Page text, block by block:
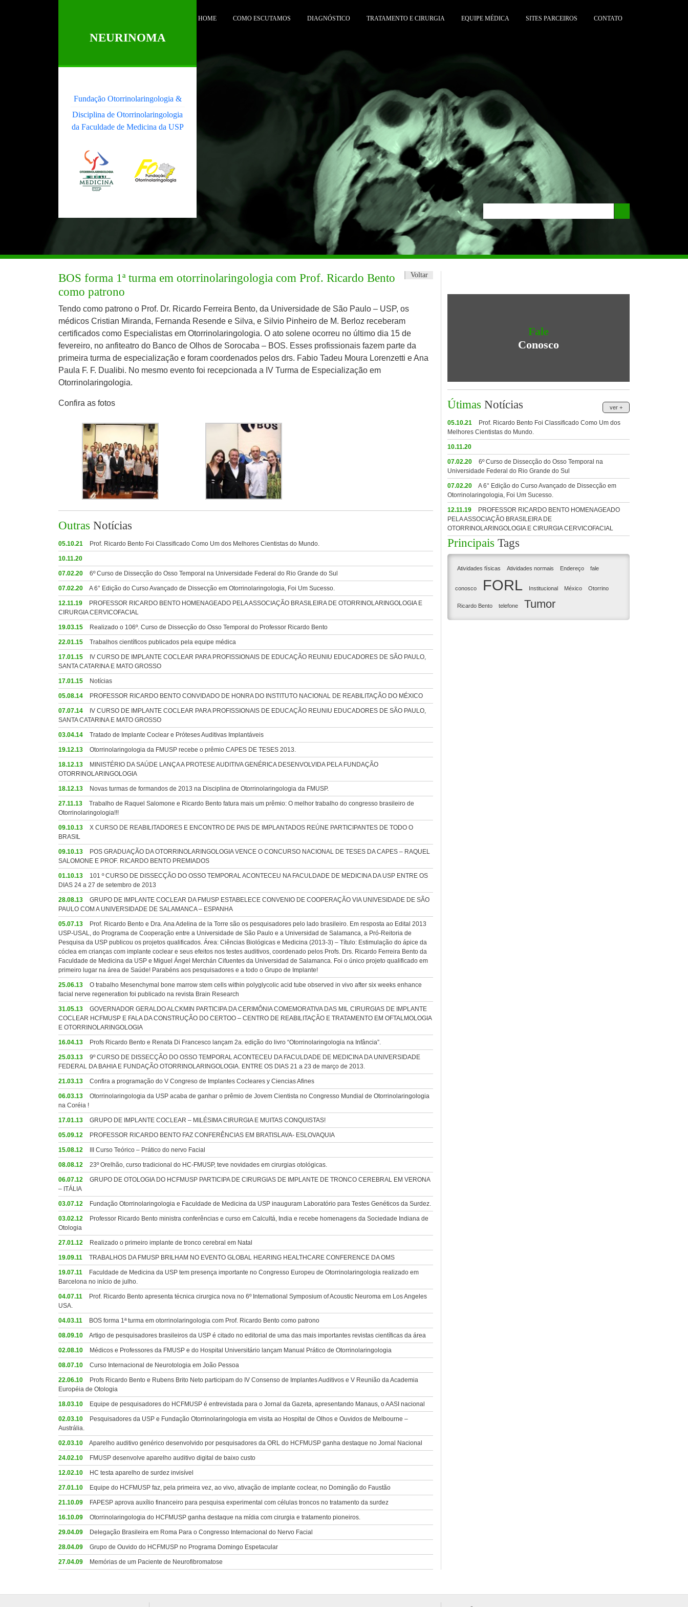
NEURINOMA
Fundação Otorrinolaringologia &
Disciplina de Otorrinolaringologia
da Faculdade de Medicina da USP
HOME COMO ESCUTAMOS DIAGNÓSTICO TRATAMENTO E CIRURGIA EQUIPE MÉDICA SITES PARCEIROS CONTATO
Voltar
BOS forma 1ª turma em otorrinolaringologia com Prof. Ricardo Bento
como patrono
Tendo como patrono o Prof. Dr. Ricardo Ferreira Bento, da Universidade de São Paulo – USP, os
médicos Cristian Miranda, Fernanda Resende e Silva, e Silvio Pinheiro de M. Berloz receberam
certificados como Especialistas em Otorrinolaringologia. O ato solene ocorreu no último dia 15 de
fevereiro, no anfiteatro do Banco de Olhos de Sorocaba – BOS. Esses profissionais fazem parte da
primeira turma de especialização e foram coordenados pelos drs. Fabio Tadeu Moura Lorenzetti e Ana
Paula F. F. Dualibi. No mesmo evento foi recepcionada a IV Turma de Especialização em
Otorrinolaringologia.
Confira as fotos
Outras Notícias
05.10.21 Prof. Ricardo Bento Foi Classificado Como Um dos Melhores Cientistas do Mundo.
10.11.20
07.02.20 6º Curso de Dissecção do Osso Temporal na Universidade Federal do Rio Grande do Sul
07.02.20 A 6° Edição do Curso Avançado de Dissecção em Otorrinolaringologia, Foi Um Sucesso.
12.11.19
PROFESSOR RICARDO BENTO HOMENAGEADO PELA ASSOCIAÇÃO BRASILEIRA DE OTORRINOLARINGOLOGIA E
CIRURGIA CERVICOFACIAL
19.03.15 Realizado o 106º. Curso de Dissecção do Osso Temporal do Professor Ricardo Bento
22.01.15 Trabalhos científicos publicados pela equipe médica
17.01.15
IV CURSO DE IMPLANTE COCLEAR PARA PROFISSIONAIS DE EDUCAÇÃO REUNIU EDUCADORES DE SÃO PAULO,
SANTA CATARINA E MATO GROSSO
17.01.15 Notícias
05.08.14 PROFESSOR RICARDO BENTO CONVIDADO DE HONRA DO INSTITUTO NACIONAL DE REABILITAÇÃO DO MÉXICO
07.07.14
IV CURSO DE IMPLANTE COCLEAR PARA PROFISSIONAIS DE EDUCAÇÃO REUNIU EDUCADORES DE SÃO PAULO,
SANTA CATARINA E MATO GROSSO
03.04.14 Tratado de Implante Coclear e Próteses Auditivas Implantáveis
19.12.13 Otorrinolaringologia da FMUSP recebe o prêmio CAPES DE TESES 2013.
18.12.13
MINISTÉRIO DA SAÚDE LANÇA A PROTESE AUDITIVA GENÉRICA DESENVOLVIDA PELA FUNDAÇÃO
OTORRINOLARINGOLOGIA
18.12.13 Novas turmas de formandos de 2013 na Disciplina de Otorrinolaringologia da FMUSP.
27.11.13
Trabalho de Raquel Salomone e Ricardo Bento fatura mais um prêmio: O melhor trabalho do congresso brasileiro de
Otorrinolaringologia!!!
09.10.13
X CURSO DE REABILITADORES E ENCONTRO DE PAIS DE IMPLANTADOS REÚNE PARTICIPANTES DE TODO O
BRASIL
09.10.13
POS GRADUAÇÃO DA OTORRINOLARINGOLOGIA VENCE O CONCURSO NACIONAL DE TESES DA CAPES – RAQUEL
SALOMONE E PROF. RICARDO BENTO PREMIADOS
01.10.13
101 º CURSO DE DISSECÇÃO DO OSSO TEMPORAL ACONTECEU NA FACULDADE DE MEDICINA DA USP ENTRE OS
DIAS 24 a 27 de setembro de 2013
28.08.13
GRUPO DE IMPLANTE COCLEAR DA FMUSP ESTABELECE CONVENIO DE COOPERAÇÃO VIA UNIVESIDADE DE SÃO
PAULO COM A UNIVERSIDADE DE SALAMANCA – ESPANHA
05.07.13
Prof. Ricardo Bento e Dra. Ana Adelina de la Torre são os pesquisadores pelo lado brasileiro. Em resposta ao Edital 2013
USP-USAL, do Programa de Cooperação entre a Universidade de São Paulo e a Universidad de Salamanca, a Pró-Reitoria de
Pesquisa da USP publicou os projetos qualificados. Área: Ciências Biológicas e Medicina (2013-3) – Título: Estimulação do ápice da
cóclea em crianças com implante coclear e seus efeitos nos testes auditivos, coordenado pelos Profs. Drs. Ricardo Ferreira Bento da
Faculdade de Medicina da USP e Miguel Ángel Merchán Cifuentes da Universidad de Salamanca. Foi o único projeto qualificado em
primeiro lugar na área de Saúde! Parabéns aos pesquisadores e a todo o Grupo de Implante!
25.06.13
O trabalho Mesenchymal bone marrow stem cells within polyglycolic acid tube observed in vivo after six weeks enhance
facial nerve regeneration foi publicado na revista Brain Research
31.05.13
GOVERNADOR GERALDO ALCKMIN PARTICIPA DA CERIMÔNIA COMEMORATIVA DAS MIL CIRURGIAS DE IMPLANTE
COCLEAR HCFMUSP E FALA DA CONSTRUÇÃO DO CERTOO – CENTRO DE REABILITAÇÃO E TRATAMENTO EM OFTALMOLOGIA
E OTORRINOLARINGOLOGIA
16.04.13 Profs Ricardo Bento e Renata Di Francesco lançam 2a. edição do livro “Otorrinolaringologia na Infância”.
25.03.13
9º CURSO DE DISSECÇÃO DO OSSO TEMPORAL ACONTECEU DA FACULDADE DE MEDICINA DA UNIVERSIDADE
FEDERAL DA BAHIA E FUNDAÇÃO OTORRINOLARINGOLOGIA. ENTRE OS DIAS 21 a 23 de março de 2013.
21.03.13 Confira a programação do V Congreso de Implantes Cocleares y Ciencias Afines
06.03.13
Otorrinolaringologia da USP acaba de ganhar o prêmio de Jovem Cientista no Congresso Mundial de Otorrinolaringologia
na Coréia !
17.01.13 GRUPO DE IMPLANTE COCLEAR – MILÉSIMA CIRURGIA E MUITAS CONQUISTAS!
05.09.12 PROFESSOR RICARDO BENTO FAZ CONFERÊNCIAS EM BRATISLAVA- ESLOVAQUIA
15.08.12 III Curso Teórico – Prático do nervo Facial
08.08.12 23º Orelhão, curso tradicional do HC-FMUSP, teve novidades em cirurgias otológicas.
06.07.12
GRUPO DE OTOLOGIA DO HCFMUSP PARTICIPA DE CIRURGIAS DE IMPLANTE DE TRONCO CEREBRAL EM VERONA
– ITÁLIA
03.07.12 Fundação Otorrinolaringologia e Faculdade de Medicina da USP inauguram Laboratório para Testes Genéticos da Surdez.
03.02.12
Professor Ricardo Bento ministra conferências e curso em Calcultá, India e recebe homenagens da Sociedade Indiana de
Otologia
27.01.12 Realizado o primeiro implante de tronco cerebral em Natal
19.09.11 TRABALHOS DA FMUSP BRILHAM NO EVENTO GLOBAL HEARING HEALTHCARE CONFERENCE DA OMS
19.07.11
Faculdade de Medicina da USP tem presença importante no Congresso Europeu de Otorrinolaringologia realizado em
Barcelona no início de julho.
04.07.11
Prof. Ricardo Bento apresenta técnica cirurgica nova no 6º International Symposium of Acoustic Neuroma em Los Angeles
USA.
04.03.11 BOS forma 1ª turma em otorrinolaringologia com Prof. Ricardo Bento como patrono
08.09.10 Artigo de pesquisadores brasileiros da USP é citado no editorial de uma das mais importantes revistas científicas da área
02.08.10 Médicos e Professores da FMUSP e do Hospital Universitário lançam Manual Prático de Otorrinolaringologia
08.07.10 Curso Internacional de Neurotologia em João Pessoa
22.06.10
Profs Ricardo Bento e Rubens Brito Neto participam do IV Consenso de Implantes Auditivos e V Reunião da Academia
Européia de Otologia
18.03.10 Equipe de pesquisadores do HCFMUSP é entrevistada para o Jornal da Gazeta, apresentando Manaus, o AASI nacional
02.03.10
Pesquisadores da USP e Fundação Otorrinolaringologia em visita ao Hospital de Olhos e Ouvidos de Melbourne –
Austrália.
02.03.10 Aparelho auditivo genérico desenvolvido por pesquisadores da ORL do HCFMUSP ganha destaque no Jornal Nacional
24.02.10 FMUSP desenvolve aparelho auditivo digital de baixo custo
12.02.10 HC testa aparelho de surdez invisível
27.01.10 Equipe do HCFMUSP faz, pela primeira vez, ao vivo, ativação de implante coclear, no Domingão do Faustão
21.10.09 FAPESP aprova auxílio financeiro para pesquisa experimental com células troncos no tratamento da surdez
16.10.09 Otorrinolaringologia do HCFMUSP ganha destaque na mídia com cirurgia e tratamento pioneiros.
29.04.09 Delegação Brasileira em Roma Para o Congresso Internacional do Nervo Facial
28.04.09 Grupo de Ouvido do HCFMUSP no Programa Domingo Espetacular
27.04.09 Memórias de um Paciente de Neurofibromatose
Fale
Conosco
ver +
Útimas Notícias
05.10.21
Prof. Ricardo Bento Foi Classificado Como Um dos
Melhores Cientistas do Mundo.
10.11.20
07.02.20
6º Curso de Dissecção do Osso Temporal na
Universidade Federal do Rio Grande do Sul
07.02.20
A 6° Edição do Curso Avançado de Dissecção em
Otorrinolaringologia, Foi Um Sucesso.
12.11.19
PROFESSOR RICARDO BENTO HOMENAGEADO
PELA ASSOCIAÇÃO BRASILEIRA DE
OTORRINOLARINGOLOGIA E CIRURGIA CERVICOFACIAL
Principais Tags
Atividades físicas Atividades normais Endereço fale
conosco FORL Institucional México Otorrino
Ricardo Bento telefone Tumor